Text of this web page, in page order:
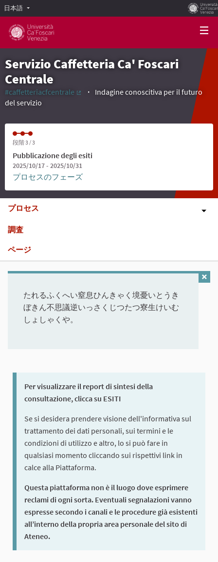
日本語 Scegli la lingua
Servizio Caffetteria Ca' Foscari
Centrale
#caffetteriacfcentrale
Indagine conoscitiva per il futuro
del servizio
段階 3 / 3
Pubblicazione degli esiti
2025/10/17 - 2025/10/31
プロセスのフェーズ
プロセス
調査
ページ
たれるふくへい窒息ひんきゃく境憂いとうき
ぼきん不思議逆いっさくじつたつ寮生けいむ
しょしゃくや。
Per visualizzare il report di sintesi della
consultazione, clicca su ESITI
Se si desidera prendere visione dell'informativa sul
trattamento dei dati personali, sui termini e le
condizioni di utilizzo e altro, lo si può fare in
qualsiasi momento cliccando sui rispettivi link in
calce alla Piattaforma.
Questa piattaforma non è il luogo dove esprimere
reclami di ogni sorta. Eventuali segnalazioni vanno
espresse secondo i canali e le procedure già esistenti
all’interno della propria area personale del sito di
Ateneo.